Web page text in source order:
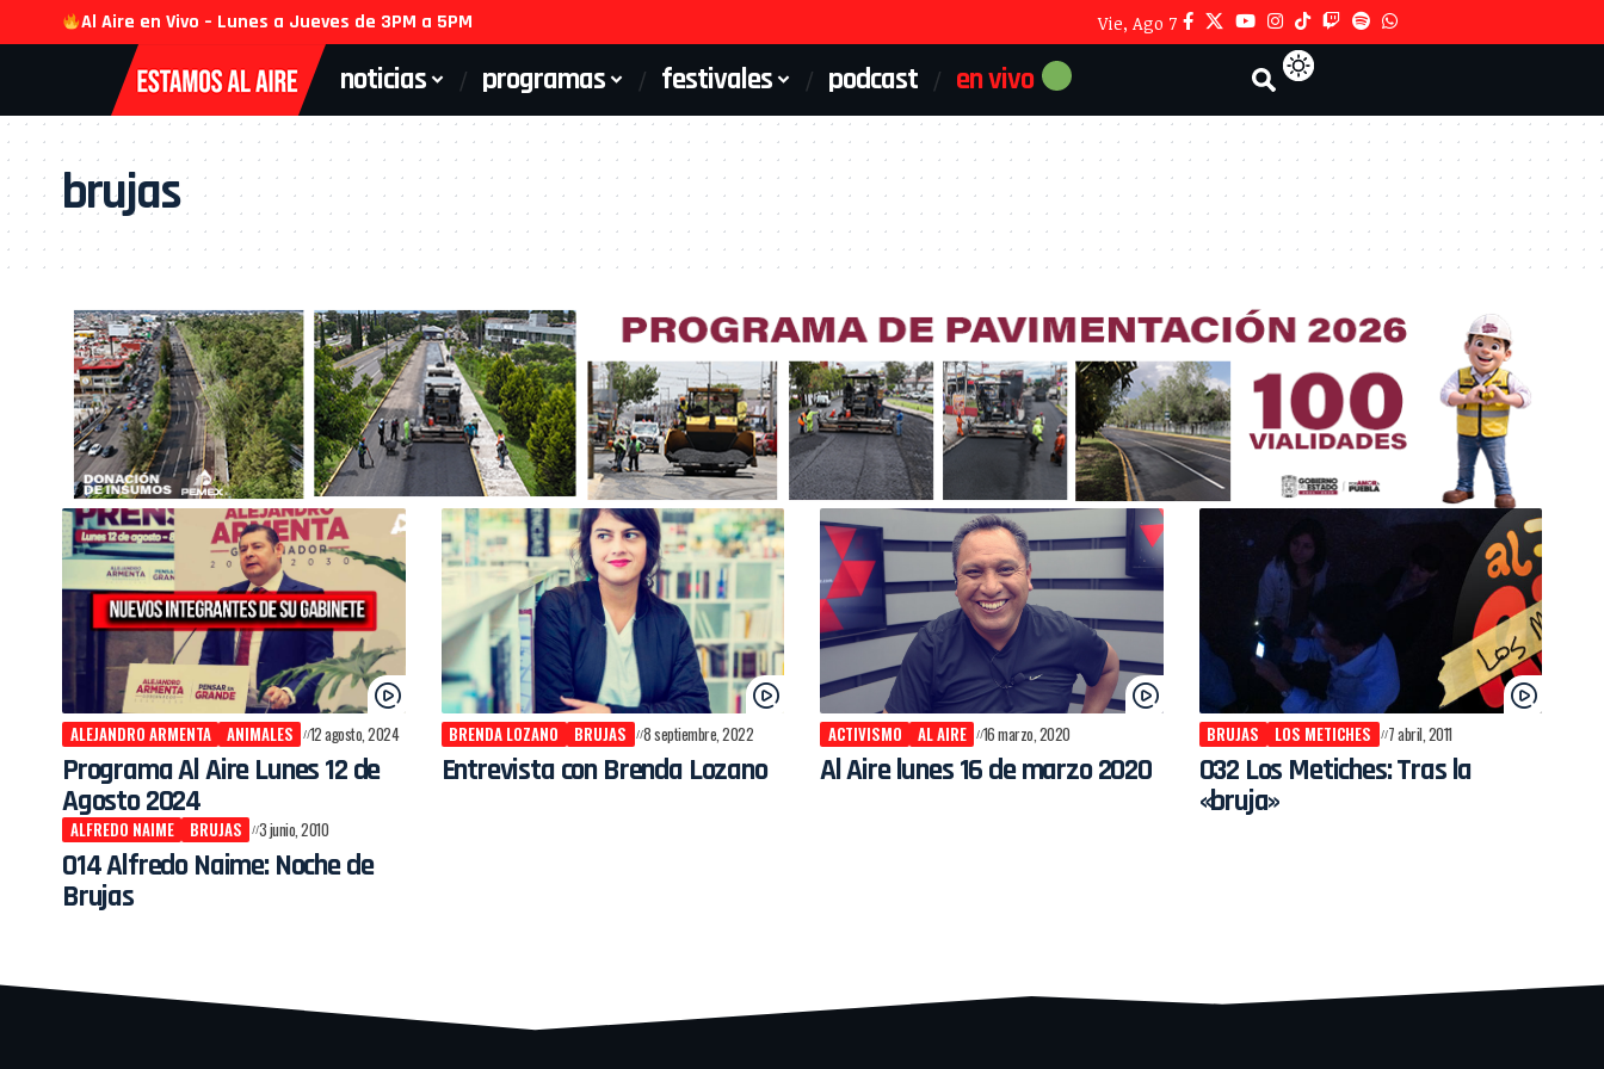
Al Aire en Vivo – Lunes a Jueves de 3PM a 5PM Vie, Ago 7
noticias programas festivales podcast en vivo
brujas
ALEJANDRO ARMENTA ANIMALES 12 agosto, 2024
Programa Al Aire Lunes 12 de
Agosto 2024
BRENDA LOZANO BRUJAS 8 septiembre, 2022
Entrevista con Brenda Lozano
ACTIVISMO AL AIRE 16 marzo, 2020
Al Aire lunes 16 de marzo 2020
BRUJAS LOS METICHES 7 abril, 2011
032 Los Metiches: Tras la
«bruja»
ALFREDO NAIME BRUJAS 3 junio, 2010
014 Alfredo Naime: Noche de
Brujas